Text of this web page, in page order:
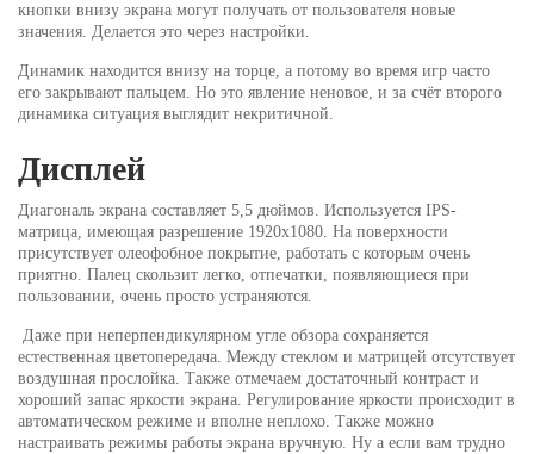
кнопки внизу экрана могут получать от пользователя новые
значения. Делается это через настройки.
Динамик находится внизу на торце, а потому во время игр часто
его закрывают пальцем. Но это явление неновое, и за счёт второго
динамика ситуация выглядит некритичной.
Дисплей
Диагональ экрана составляет 5,5 дюймов. Используется IPS-
матрица, имеющая разрешение 1920х1080. На поверхности
присутствует олеофобное покрытие, работать с которым очень
приятно. Палец скользит легко, отпечатки, появляющиеся при
пользовании, очень просто устраняются.
Даже при неперпендикулярном угле обзора сохраняется
естественная цветопередача. Между стеклом и матрицей отсутствует
воздушная прослойка. Также отмечаем достаточный контраст и
хороший запас яркости экрана. Регулирование яркости происходит в
автоматическом режиме и вполне неплохо. Также можно
настраивать режимы работы экрана вручную. Ну а если вам трудно